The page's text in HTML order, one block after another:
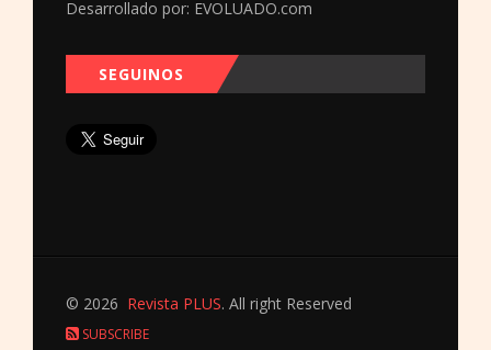
Desarrollado por: EVOLUADO.com
SEGUINOS
© 2026 Revista PLUS. All right Reserved
SUBSCRIBE